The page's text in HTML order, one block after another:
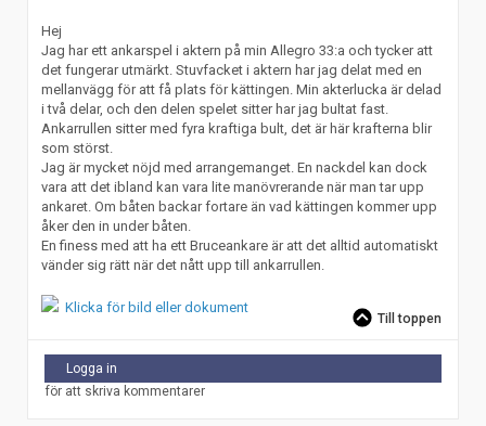
Hej
Jag har ett ankarspel i aktern på min Allegro 33:a och tycker att
det fungerar utmärkt. Stuvfacket i aktern har jag delat med en
mellanvägg för att få plats för kättingen. Min akterlucka är delad
i två delar, och den delen spelet sitter har jag bultat fast.
Ankarrullen sitter med fyra kraftiga bult, det är här krafterna blir
som störst.
Jag är mycket nöjd med arrangemanget. En nackdel kan dock
vara att det ibland kan vara lite manövrerande när man tar upp
ankaret. Om båten backar fortare än vad kättingen kommer upp
åker den in under båten.
En finess med att ha ett Bruceankare är att det alltid automatiskt
vänder sig rätt när det nått upp till ankarrullen.
Klicka för bild eller dokument
Till toppen
Logga in
för att skriva kommentarer